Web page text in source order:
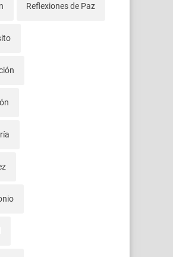
Reflexiones de Paz